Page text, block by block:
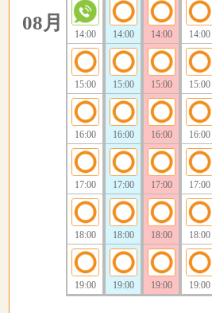
08月
14:00
15:00
16:00
17:00
18:00
19:00
14:00
15:00
16:00
17:00
18:00
19:00
14:00
15:00
16:00
17:00
18:00
19:00
14:00
15:00
16:00
17:00
18:00
19:00